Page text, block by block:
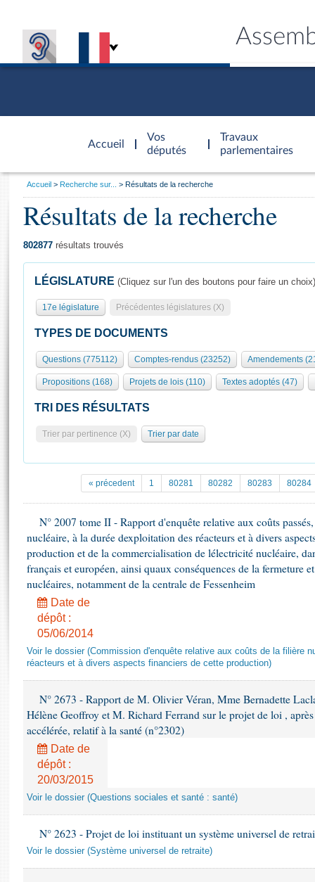
Accueil
d'accueil
Vos
députés
Travaux
parlementaires
Présidence
577 députés
Groupes politiques
Séance publique
Commissions et autres organes
Europe et International
Pétitions
Projets de loi
Propositions de loi
Amendements
Textes adoptés
Rapports d'information
Rapports d'enquête
Rapports législatifs
Rapports sur l'application des lois
Dossiers législatifs
Budget et sécurité sociale
Questions écrites et orales
Comptes rendus des débats
Général
Rôle et pouvoirs de l'Assemblée
Organisation de l'Assemblée
Présidence Conférence des Présidents Bureau Collège des
Statistiques et chiffres clés
Documents de référence
( Constitution | Règlement de l'Assemblée ... )
Histoire
Juniors
Anciennes législatures
Liens vers les sites publics
Visiter l'Assemblée
Visite virtuelle du palais Bourbon
Assister à une séance
La Bibliothèque
Contacts et plan d'accès
Photos libres de droit
Vous
Accueil Recherche sur... Résultats de la recherche
Résultats de la recherche
802877 résultats trouvés
LÉGISLATURE (Cliquez sur l'un des boutons pour faire un choix)
17e législature Précédentes législatures (X)
TYPES DE DOCUMENTS
Questions (775112) Comptes-rendus (23252) Amendements
Propositions (168) Projets de lois (110) Textes adoptés (47)
TRI DES RÉSULTATS
Trier par pertinence (X) Trier par date
« précedent 1 80281 80282 80283 80284
N° 2007 tome II - Rapport d'enquête relative aux coûts
nucléaire, à la durée dexploitation des réacteurs et à divers
production et de la commercialisation de lélectricité nucléaire,
français et européen, ainsi quaux conséquences de la fermeture
nucléaires, notamment de la centrale de Fessenheim
Date de
dépôt :
05/06/2014
Voir le dossier (Commission d'enquête relative aux coûts de la filière
réacteurs et à divers aspects financiers de cette production)
N° 2673 - Rapport de M. Olivier Véran, Mme Bernadette
Hélène Geoffroy et M. Richard Ferrand sur le projet de loi ,
accélérée, relatif à la santé (n°2302)
Date de
dépôt :
20/03/2015
Voir le dossier (Questions sociales et santé : santé)
N° 2623 - Projet de loi instituant un système universel de
Voir le dossier (Système universel de retraite)